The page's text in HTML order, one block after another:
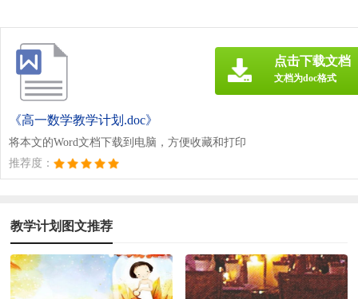
《高一数学教学计划.doc》
将本文的Word文档下载到电脑，方便收藏和打印
推荐度：
点击下载文档
文档为doc格式
教学计划图文推荐